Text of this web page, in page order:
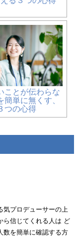
ことが伝わらな
簡単に無くす、
つの心得
気プロデューサーの上
ら信じてくれる人は ど
数を簡単に確認する方